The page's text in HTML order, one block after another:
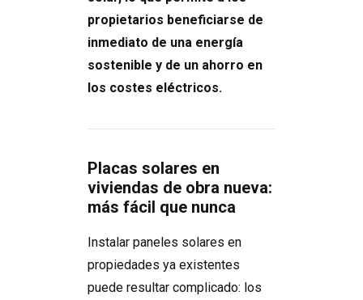
propietarios beneficiarse de
inmediato de una energía
sostenible y de un ahorro en
los costes eléctricos.
Placas solares en
viviendas de obra nueva:
más fácil que nunca
Instalar paneles solares en
propiedades ya existentes
puede resultar complicado: los